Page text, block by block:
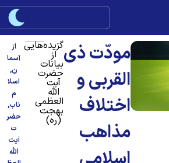
مودّت ذى
القربى و
اختلاف
مذاهب
گزیده‌هایی
از
بیانات
حضرت
آبت
الله
العظمی
بهجت
(ره)
آسما
اسلا
ناب,
حضر
آیت
الله